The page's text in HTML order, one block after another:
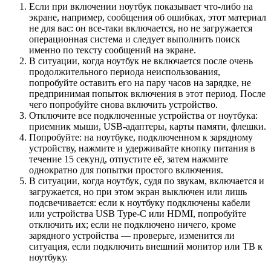
Если при включении ноутбук показывает что-либо на
экране, например, сообщения об ошибках, этот материал
не для вас: он все-таки включается, но не загружается
операционная система и следует выполнить поиск
именно по тексту сообщений на экране.
В ситуации, когда ноутбук не включается после очень
продолжительного периода неиспользования,
попробуйте оставить его на пару часов на зарядке, не
предпринимая попыток включения в этот период. После
чего попробуйте снова включить устройство.
Отключите все подключенные устройства от ноутбука:
приемник мыши, USB-адаптеры, карты памяти, флешки.
Попробуйте: на ноутбуке, подключенном к зарядному
устройству, нажмите и удерживайте кнопку питания в
течение 15 секунд, отпустите её, затем нажмите
однократно для попытки простого включения.
В ситуации, когда ноутбук, судя по звукам, включается и
загружается, но при этом экран выключен или лишь
подсвечивается: если к ноутбуку подключены кабели
или устройства USB Type-C или HDMI, попробуйте
отключить их; если не подключено ничего, кроме
зарядного устройства — проверьте, изменится ли
ситуация, если подключить внешний монитор или ТВ к
ноутбуку.